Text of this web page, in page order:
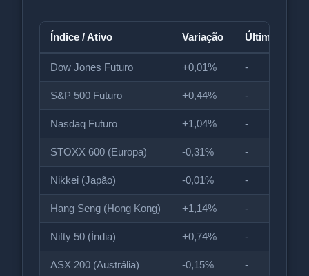
Índice / Ativo Variação Última
Dow Jones Futuro +0,01% -
S&P 500 Futuro +0,44% -
Nasdaq Futuro +1,04% -
STOXX 600 (Europa) -0,31% -
Nikkei (Japão) -0,01% -
Hang Seng (Hong Kong) +1,14% -
Nifty 50 (Índia) +0,74% -
ASX 200 (Austrália) -0,15% -